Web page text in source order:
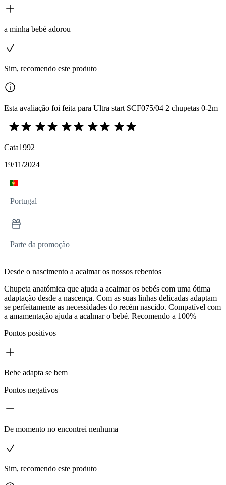
a minha bebé adorou
Sim, recomendo este produto
Esta avaliação foi feita para Ultra start SCF075/04 2 chupetas 0-2m
Cata1992
19/11/2024
Portugal
Parte da promoção
Desde o nascimento a acalmar os nossos rebentos
Chupeta anatómica que ajuda a acalmar os bebés com uma ótima
adaptação desde a nascença. Com as suas linhas delicadas adaptam
se perfeitamente as necessidades do recém nascido. Compatível com
a amamentação ajuda a acalmar o bebé. Recomendo a 100%
Pontos positivos
Bebe adapta se bem
Pontos negativos
De momento no encontrei nenhuma
Sim, recomendo este produto